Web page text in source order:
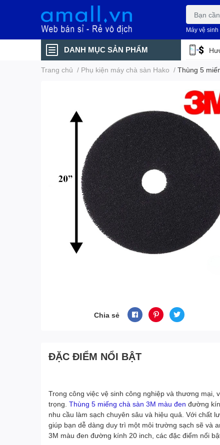
Máy vệ
DANH MỤC SẢN PHẨM
Trang chủ / Phụ kiện máy chà sàn Hako / Thùng 5
Chia sẻ
ĐẶC ĐIỂM NỔI BẬT
Trong công việc vệ sinh công nghiệp và thương mại,
trọng. Thùng 5 miếng chà sàn 3M màu đen đường
nhu cầu làm sạch chuyên sâu và hiệu quả. Với chất
giúp bạn dễ dàng duy trì một môi trường sạch sẽ và
3M màu đen đường kính 20 inch, các đặc điểm nổi